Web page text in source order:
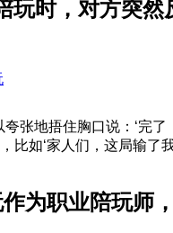
玩时，对方突
夸张地捂住胸口说：‘完
比如‘家人们，这局输了
为职业陪玩师